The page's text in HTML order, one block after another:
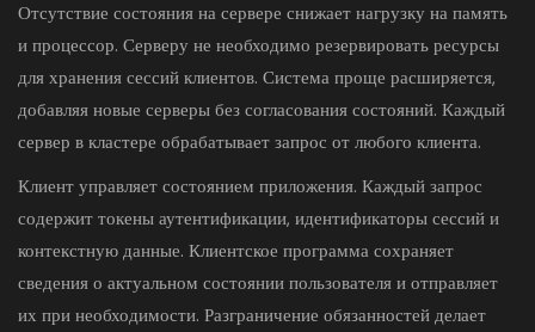
Отсутствие состояния на сервере снижает нагрузку на память
и процессор. Серверу не необходимо резервировать ресурсы
для хранения сессий клиентов. Система проще расширяется,
добавляя новые серверы без согласования состояний. Каждый
сервер в кластере обрабатывает запрос от любого клиента.
Клиент управляет состоянием приложения. Каждый запрос
содержит токены аутентификации, идентификаторы сессий и
контекстную данные. Клиентское программа сохраняет
сведения о актуальном состоянии пользователя и отправляет
их при необходимости. Разграничение обязанностей делает